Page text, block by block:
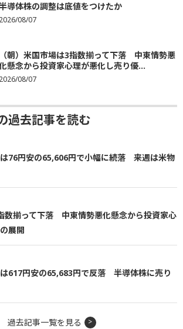
導体株の調整は底値をつけたか
2026/08/07
（朝）米国市場は3指数揃って下落 中東情勢悪
懸念から投資家心理が悪化し売り優...
2026/08/07
過去記事を読む
は76円安の65,606円で小幅に続落 来週は米物
数揃って下落 中東情勢悪化懸念から投資家心
展開
は617円安の65,683円で反落 半導体株に売り
過去記事一覧を見る